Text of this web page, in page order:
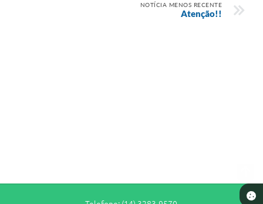
NOTÍCIA MENOS RECENTE
Atenção!!